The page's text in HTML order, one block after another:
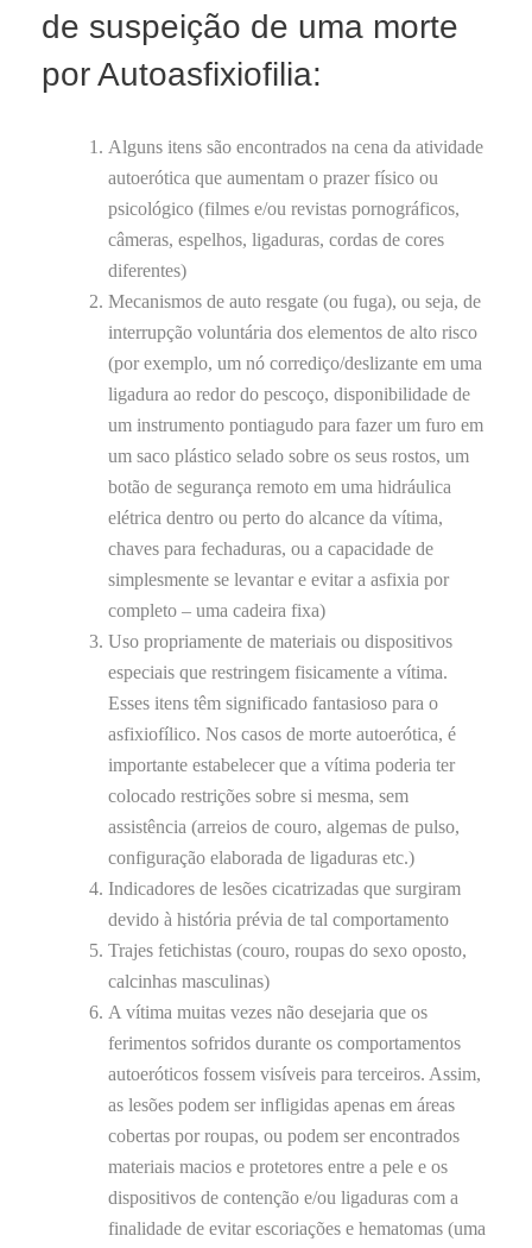
de suspeição de uma morte
por Autoasfixiofilia:
Alguns itens são encontrados na cena da atividade
autoerótica que aumentam o prazer físico ou
psicológico (filmes e/ou revistas pornográficos,
câmeras, espelhos, ligaduras, cordas de cores
diferentes)
Mecanismos de auto resgate (ou fuga), ou seja, de
interrupção voluntária dos elementos de alto risco
(por exemplo, um nó corrediço/deslizante em uma
ligadura ao redor do pescoço, disponibilidade de
um instrumento pontiagudo para fazer um furo em
um saco plástico selado sobre os seus rostos, um
botão de segurança remoto em uma hidráulica
elétrica dentro ou perto do alcance da vítima,
chaves para fechaduras, ou a capacidade de
simplesmente se levantar e evitar a asfixia por
completo – uma cadeira fixa)
Uso propriamente de materiais ou dispositivos
especiais que restringem fisicamente a vítima.
Esses itens têm significado fantasioso para o
asfixiofílico. Nos casos de morte autoerótica, é
importante estabelecer que a vítima poderia ter
colocado restrições sobre si mesma, sem
assistência (arreios de couro, algemas de pulso,
configuração elaborada de ligaduras etc.)
Indicadores de lesões cicatrizadas que surgiram
devido à história prévia de tal comportamento
Trajes fetichistas (couro, roupas do sexo oposto,
calcinhas masculinas)
A vítima muitas vezes não desejaria que os
ferimentos sofridos durante os comportamentos
autoeróticos fossem visíveis para terceiros. Assim,
as lesões podem ser infligidas apenas em áreas
cobertas por roupas, ou podem ser encontrados
materiais macios e protetores entre a pele e os
dispositivos de contenção e/ou ligaduras com a
finalidade de evitar escoriações e hematomas (uma